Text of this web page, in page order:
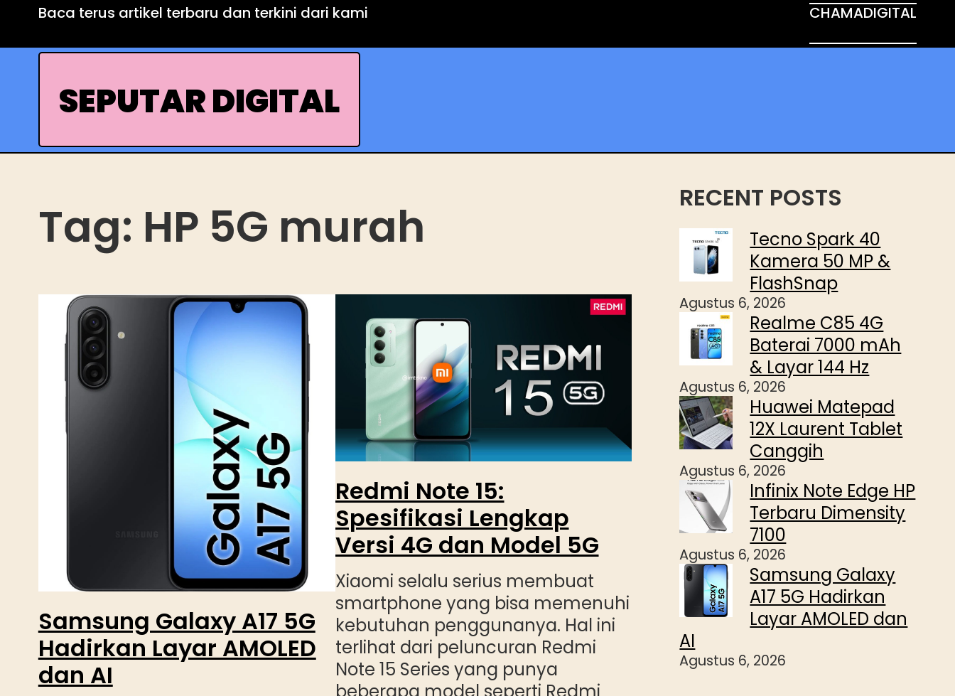
content
Baca terus artikel terbaru dan terkini dari kami CHAMADIGITAL
SEPUTAR DIGITAL
Tag: HP 5G murah
Samsung Galaxy A17 5G
Hadirkan Layar AMOLED
dan AI
Redmi Note 15:
Spesifikasi Lengkap
Versi 4G dan Model 5G
Xiaomi selalu serius membuat
smartphone yang bisa memenuhi
kebutuhan penggunanya. Hal ini
terlihat dari peluncuran Redmi
Note 15 Series yang punya
RECENT POSTS
Tecno Spark 40
Kamera 50 MP &
FlashSnap
Agustus 6, 2026
Realme C85 4G
Baterai 7000 mAh
& Layar 144 Hz
Agustus 6, 2026
Huawei Matepad
12X Laurent Tablet
Canggih
Agustus 6, 2026
Infinix Note Edge HP
Terbaru Dimensity
7100
Agustus 6, 2026
Samsung Galaxy
A17 5G Hadirkan
Layar AMOLED dan
AI
Agustus 6, 2026